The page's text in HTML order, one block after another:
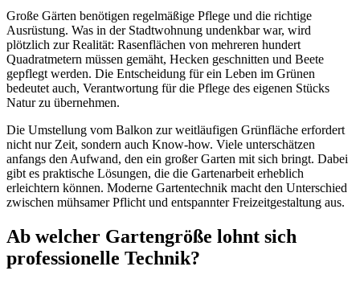
Große Gärten benötigen regelmäßige Pflege und die richtige
Ausrüstung. Was in der Stadtwohnung undenkbar war, wird
plötzlich zur Realität: Rasenflächen von mehreren hundert
Quadratmetern müssen gemäht, Hecken geschnitten und Beete
gepflegt werden. Die Entscheidung für ein Leben im Grünen
bedeutet auch, Verantwortung für die Pflege des eigenen Stücks
Natur zu übernehmen.
Die Umstellung vom Balkon zur weitläufigen Grünfläche erfordert
nicht nur Zeit, sondern auch Know-how. Viele unterschätzen
anfangs den Aufwand, den ein großer Garten mit sich bringt. Dabei
gibt es praktische Lösungen, die die Gartenarbeit erheblich
erleichtern können. Moderne Gartentechnik macht den Unterschied
zwischen mühsamer Pflicht und entspannter Freizeitgestaltung aus.
Ab welcher Gartengröße lohnt sich
professionelle Technik?